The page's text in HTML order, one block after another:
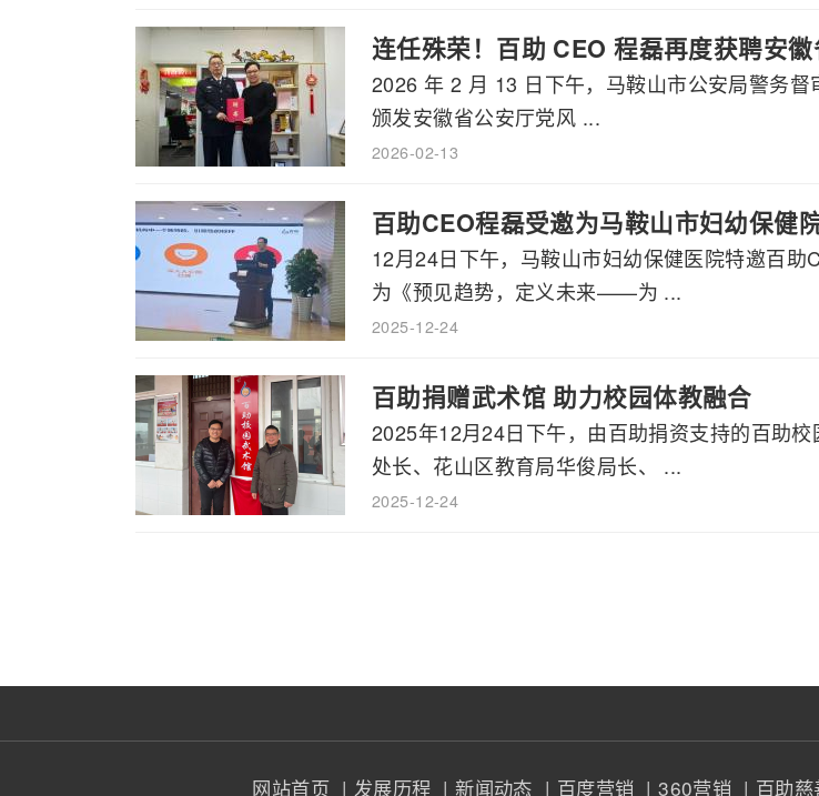
连任殊荣！百助 CEO 程磊再度获聘安
2026 年 2 月 13 日下午，马鞍山市公安局警务
颁发安徽省公安厅党风 ...
2026-02-13
百助CEO程磊受邀为马鞍山市妇幼保健
12月24日下午，马鞍山市妇幼保健医院特邀百
为《预见趋势，定义未来——为 ...
2025-12-24
百助捐赠武术馆 助力校园体教融合
2025年12月24日下午，由百助捐资支持的百助
处长、花山区教育局华俊局长、 ...
2025-12-24
网站首页 | 发展历程 | 新闻动态 | 百度营销 | 360营销 | 百助慈